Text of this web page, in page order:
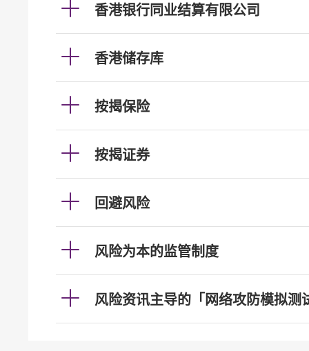
香港银行同业结算有限公司
香港储存库
按揭保险
按揭证券
回避风险
风险为本的监管制度
风险资讯主导的「网络攻防模拟测